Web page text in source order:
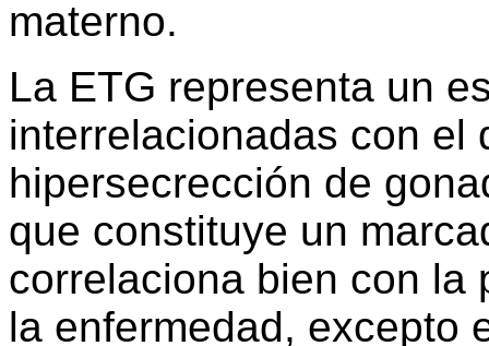
materno.
La ETG representa un
interrelacionadas con el
hipersecrección de
que constituye un
correlaciona bien con la
la enfermedad, excepto